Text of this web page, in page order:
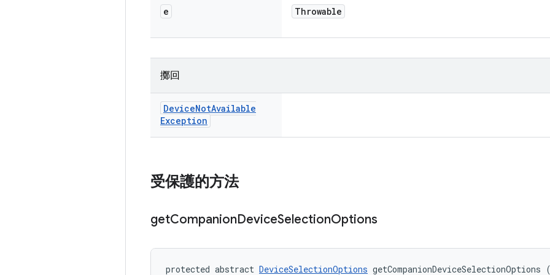
e Throwable
擲回
DeviceNotAvailable
Exception
受保護的方法
getCompanionDeviceSelectionOptions
protected abstract DeviceSelectionOptions getCompanionDeviceSelectionOptions